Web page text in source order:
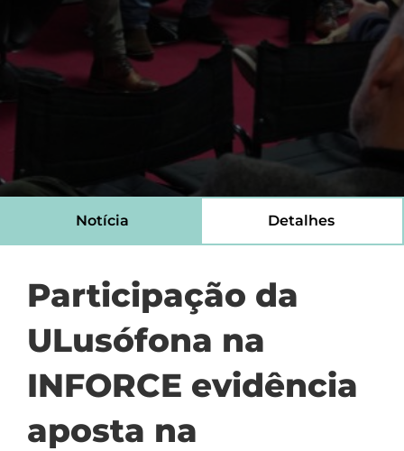
Notícia Detalhes
Participação da
ULusófona na
INFORCE evidência
aposta na